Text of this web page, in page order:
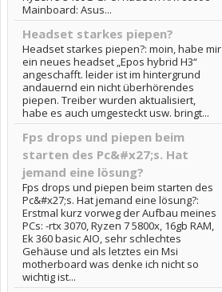
Mainboard: Asus...
Headset starkes piepen?
Headset starkes piepen?: moin, habe mir
ein neues headset „Epos hybrid H3“
angeschafft. leider ist im hintergrund
andauernd ein nicht überhörendes
piepen. Treiber wurden aktualisiert,
habe es auch umgesteckt usw. bringt...
Fps drops und piepen beim
starten des Pc&#x27;s. Hat
jemand eine lösung?
Fps drops und piepen beim starten des
Pc&#x27;s. Hat jemand eine lösung?:
Erstmal kurz vorweg der Aufbau meines
PCs: -rtx 3070, Ryzen 7 5800x, 16gb RAM,
Ek 360 basic AIO, sehr schlechtes
Gehäuse und als letztes ein Msi
motherboard was denke ich nicht so
wichtig ist...